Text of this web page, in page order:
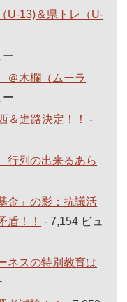
U-13)＆県トレ（U-
ー
＠木欄（ムーラ
ー
＆進路決定！！
-
列の出来るあら
金」の影：抗議活
盾！！
- 7,154 ビュ
ネスの特別教育は